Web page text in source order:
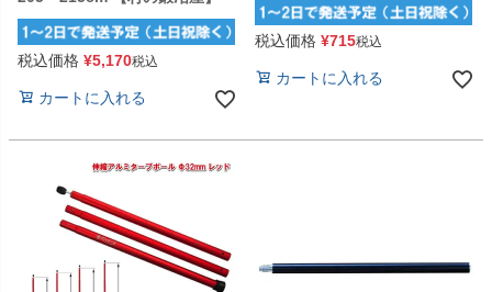
税込価格 ¥5,170税込
カートに入れる
税込価格 ¥715税込
カートに入れる